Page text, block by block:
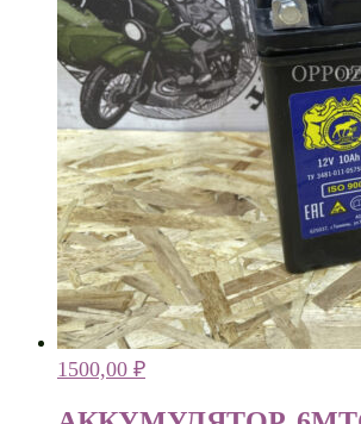
1500,00 ₽